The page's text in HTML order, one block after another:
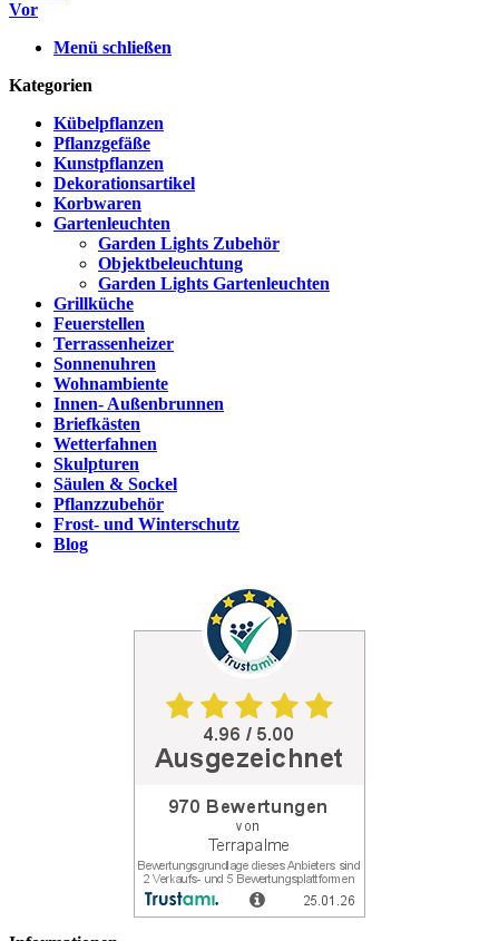
Vor
Menü schließen
Kategorien
Kübelpflanzen
Pflanzgefäße
Kunstpflanzen
Dekorationsartikel
Korbwaren
Gartenleuchten
Garden Lights Zubehör
Objektbeleuchtung
Garden Lights Gartenleuchten
Grillküche
Feuerstellen
Terrassenheizer
Sonnenuhren
Wohnambiente
Innen- Außenbrunnen
Briefkästen
Wetterfahnen
Skulpturen
Säulen & Sockel
Pflanzzubehör
Frost- und Winterschutz
Blog